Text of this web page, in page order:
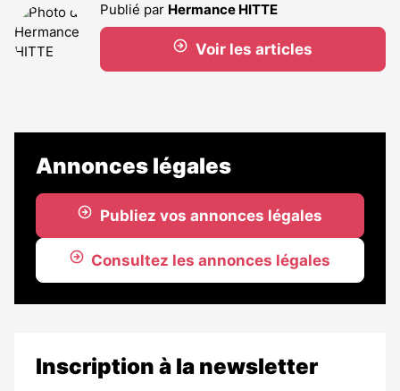
Publié par Hermance HITTE
Voir les articles
Annonces légales
Publiez vos annonces légales
Consultez les annonces légales
Inscription à la newsletter